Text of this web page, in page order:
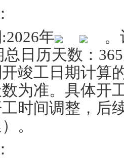
:2026年
日历天数： 365
竣工日期计算
为准。具体开
时间调整，后
。